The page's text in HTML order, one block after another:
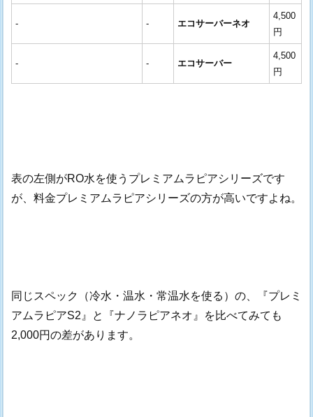
- - エコサーバーネオ
4,500
円
- - エコサーバー
4,500
円
表の左側がRO水を使うプレミアムラピアシリーズです
が、料金プレミアムラピアシリーズの方が高いですよね。
同じスペック（冷水・温水・常温水を使る）の、『プレミ
アムラピアS2』と『ナノラピアネオ』を比べてみても
2,000円の差があります。